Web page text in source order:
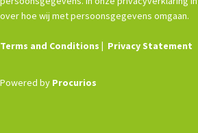
over hoe wij met persoonsgegevens omgaan.
Terms and Conditions Privacy Statement
Powered by Procurios